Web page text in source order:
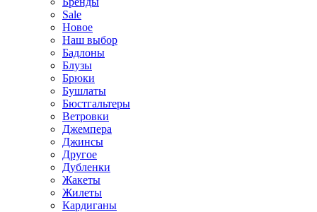
Sale
Новое
Наш выбор
Бадлоны
Блузы
Брюки
Бушлаты
Бюстгальтеры
Ветровки
Джемпера
Джинсы
Другое
Дубленки
Жакеты
Жилеты
Кардиганы